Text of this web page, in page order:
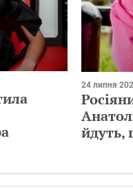
24 липня
йдуть,